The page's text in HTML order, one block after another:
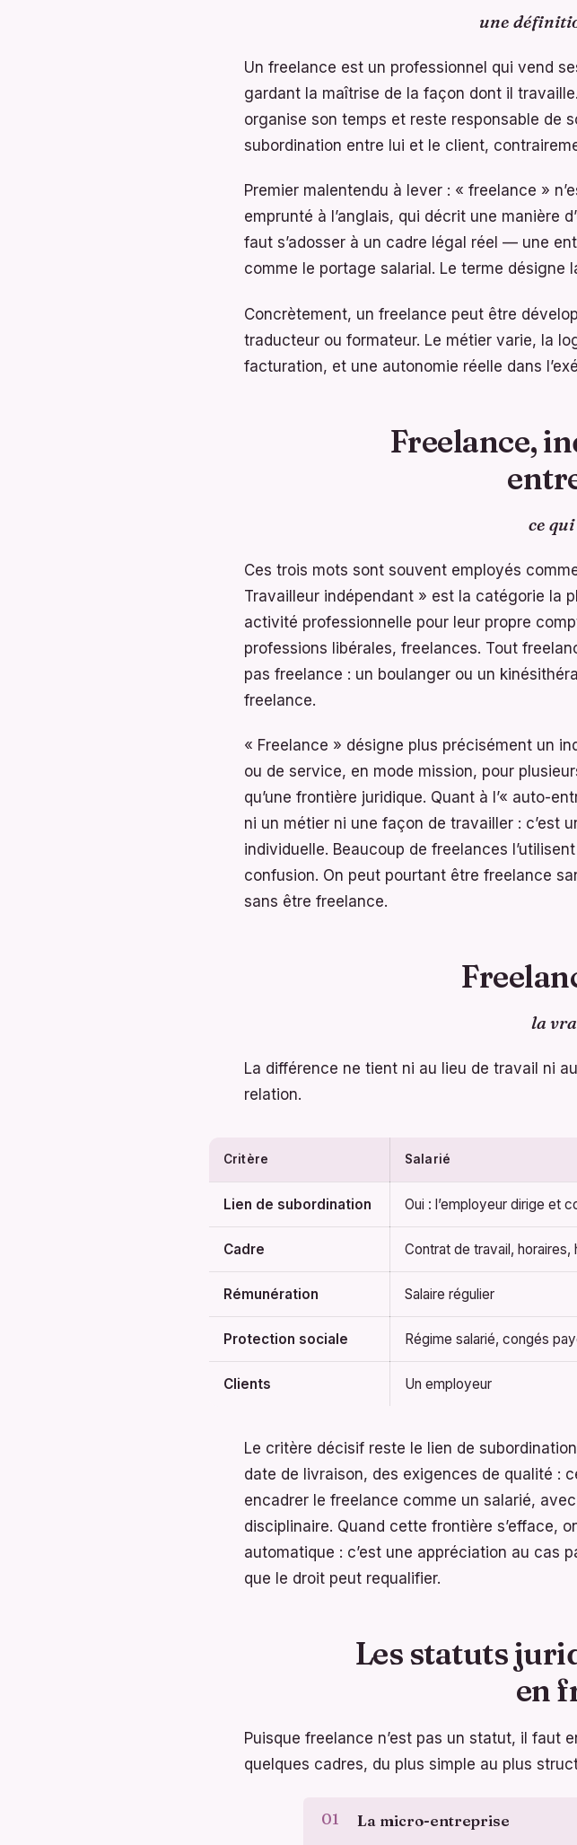
une
Un freelance est un professionnel qui vend
gardant la maîtrise de la façon dont il
organise son temps et reste responsable de
subordination entre lui et le client,
Premier malentendu à lever : « freelance »
emprunté à l’anglais, qui décrit une manière
faut s’adosser à un cadre légal réel — une
comme le portage salarial. Le terme désigne
Concrètement, un freelance peut être
traducteur ou formateur. Le métier varie, la
facturation, et une autonomie réelle dans
Freelance,
ce
Ces trois mots sont souvent employés
Travailleur indépendant » est la catégorie la
activité professionnelle pour leur propre
professions libérales, freelances. Tout
pas freelance : un boulanger ou un
freelance.
« Freelance » désigne plus précisément un
ou de service, en mode mission, pour
qu’une frontière juridique. Quant à l’« auto-
ni un métier ni une façon de travailler : c’est
individuelle. Beaucoup de freelances
confusion. On peut pourtant être freelance
sans être freelance.
la
La différence ne tient ni au lieu de travail ni
relation.
Critère Salarié
Lien de subordination Oui : l’employeur dirige et
Cadre Contrat de travail, horaires,
Rémunération Salaire régulier
Protection sociale Régime salarié, congés
Clients Un employeur
Le critère décisif reste le lien de
date de livraison, des exigences de qualité :
encadrer le freelance comme un salarié,
disciplinaire. Quand cette frontière s’efface,
automatique : c’est une appréciation au cas
que le droit peut requalifier.
Les statuts
en
Puisque freelance n’est pas un statut, il faut
quelques cadres, du plus simple au plus
La micro-entreprise